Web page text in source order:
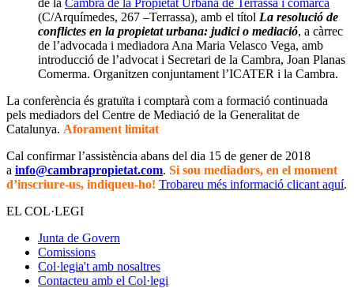
(C/Arquímedes, 267 –Terrassa), amb el títol La resolució de
conflictes en la propietat urbana: judici o mediació, a càrrec
de l’advocada i mediadora Ana Maria Velasco Vega, amb
introducció de l’advocat i Secretari de la Cambra, Joan Planas
Comerma. Organitzen conjuntament l’ICATER i la Cambra.
La conferència és gratuïta i comptarà com a formació continuada
pels mediadors del Centre de Mediació de la Generalitat de
Catalunya. Aforament limitat
Cal confirmar l’assistència abans del dia 15 de gener de 2018
a info@cambrapropietat.com. Si sou mediadors, en el moment
d’inscriure-us, indiqueu-ho! Trobareu més informació clicant aquí.
EL COL·LEGI
Junta de Govern
Comissions
Col·legia't amb nosaltres
Contacteu amb el Col·legi